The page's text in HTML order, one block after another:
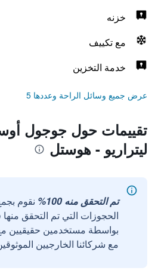
خزنه
مع تكييف
خدمة التخزين
عرض جميع وسائل الراحة وعددها 5
تقييمات حول جوجول
ليتراريو - هوستل
تم التحقق منه 100%
نقوم
الحجوزات التي تم التحقق
مع شركائنا الخارجيين